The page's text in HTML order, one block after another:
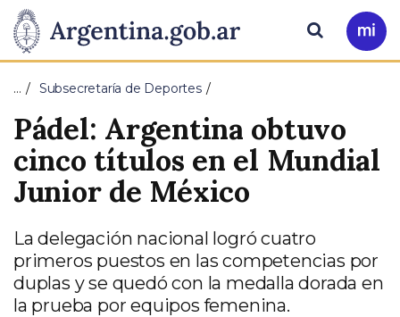
Presidencia
de
la
Nación
Pasar al contenido principal
Ir
a
Buscar
… Subsecretaría de Deportes
Pádel: Argentina obtuvo
cinco títulos en el Mundial
Junior de México
La delegación nacional logró cuatro
primeros puestos en las competencias por
duplas y se quedó con la medalla dorada en
la prueba por equipos femenina.